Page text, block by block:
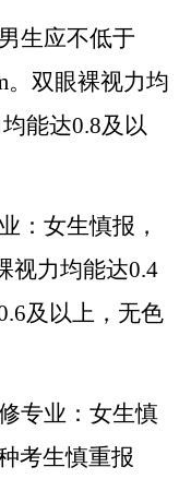
生应不低于
。双眼裸视力均
能达0.8及以
：女生慎报，
视力均能达0.4
及以上，无色
专业：女生慎
考生慎重报